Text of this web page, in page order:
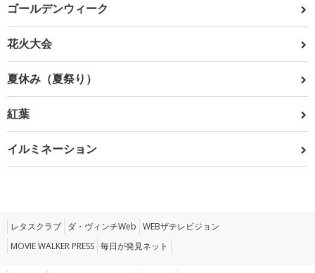
ゴールデンウィーク
花火大会
夏休み（夏祭り）
紅葉
イルミネーション
レタスクラブ ダ・ヴィンチWeb WEBザテレビジョン
MOVIE WALKER PRESS 毎日が発見ネット